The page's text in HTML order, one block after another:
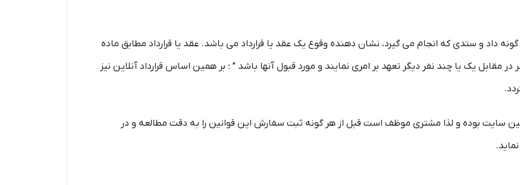
داد و ستدی که انجام می گیرد، نشان دهنده وقوع یک عقد یا قرارداد می باشد. عقد یا قرارداد مطابق ماده
در مقابل یک یا چند نفر دیگر تعهد بر امری نمایند و مورد قبول آنها باشد ” ؛ بر همین اساس قرارداد آنلاین نیز
سایت بوده و لذا مشتری موظف است قبل از هر گونه ثبت سفارش این قوانین را به دقت مطالعه و در